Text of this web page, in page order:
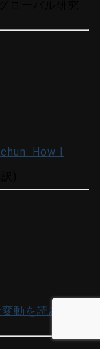
How I
動を読み解く